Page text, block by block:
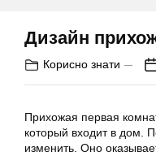
Дизайн
Корисно знати
Прихожая первая
который входит в дом.
изменить. Оно